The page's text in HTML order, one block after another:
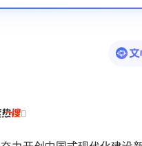
